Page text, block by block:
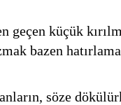
geçen küçük
bazen
söze